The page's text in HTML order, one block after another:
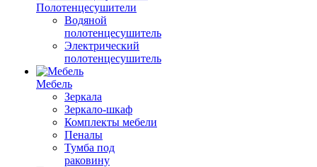
Полотенцесушители
Водяной
полотенцесушитель
Электрический
полотенцесушитель
Мебель
Зеркала
Зеркало-шкаф
Комплекты мебели
Пеналы
Тумба под
раковину